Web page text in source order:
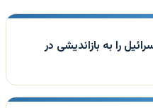
را به بازاندیشی در